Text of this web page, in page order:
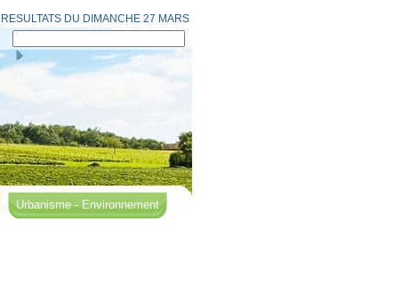
DU DIMANCHE 27 MARS
Urbanisme - Environnement